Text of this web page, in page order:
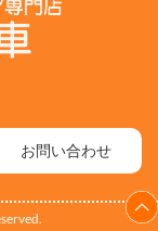
お問い合わせ